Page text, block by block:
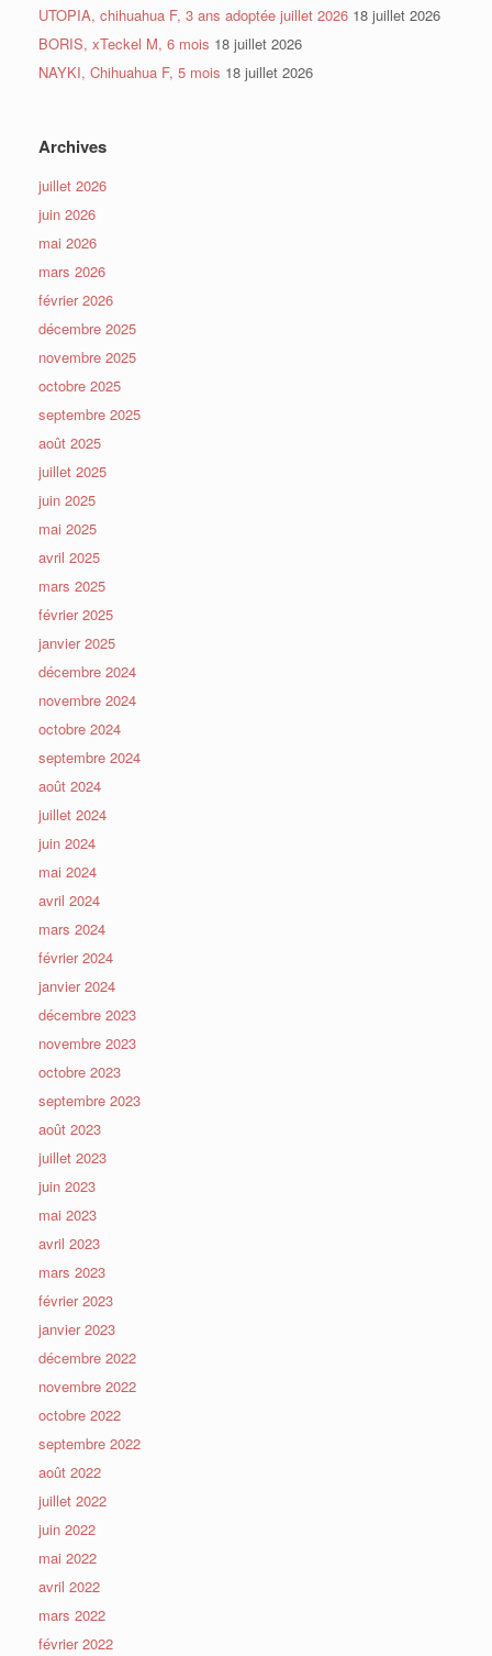
UTOPIA, chihuahua F, 3 ans adoptée juillet 2026 18 juillet 2026
BORIS, xTeckel M, 6 mois 18 juillet 2026
NAYKI, Chihuahua F, 5 mois 18 juillet 2026
Archives
juillet 2026
juin 2026
mai 2026
mars 2026
février 2026
décembre 2025
novembre 2025
octobre 2025
septembre 2025
août 2025
juillet 2025
juin 2025
mai 2025
avril 2025
mars 2025
février 2025
janvier 2025
décembre 2024
novembre 2024
octobre 2024
septembre 2024
août 2024
juillet 2024
juin 2024
mai 2024
avril 2024
mars 2024
février 2024
janvier 2024
décembre 2023
novembre 2023
octobre 2023
septembre 2023
août 2023
juillet 2023
juin 2023
mai 2023
avril 2023
mars 2023
février 2023
janvier 2023
décembre 2022
novembre 2022
octobre 2022
septembre 2022
août 2022
juillet 2022
juin 2022
mai 2022
avril 2022
mars 2022
février 2022